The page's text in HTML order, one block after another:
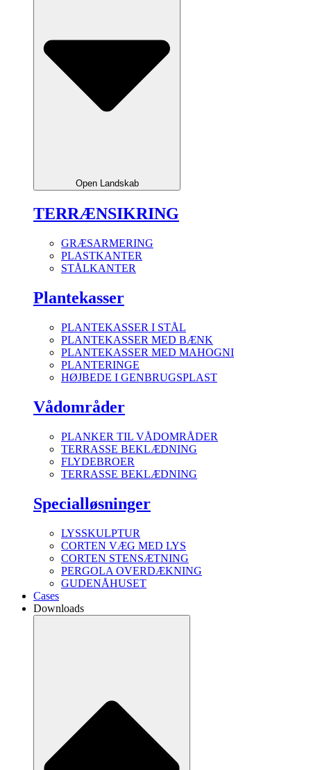
Open Landskab
TERRÆNSIKRING
GRÆSARMERING
PLASTKANTER
STÅLKANTER
Plantekasser
PLANTEKASSER I STÅL
PLANTEKASSER MED BÆNK
PLANTEKASSER MED MAHOGNI
PLANTERINGE
HØJBEDE I GENBRUGSPLAST
Vådområder
PLANKER TIL VÅDOMRÅDER
TERRASSE BEKLÆDNING
FLYDEBROER
TERRASSE BEKLÆDNING
Specialløsninger
LYSSKULPTUR
CORTEN VÆG MED LYS
CORTEN STENSÆTNING
PERGOLA OVERDÆKNING
GUDENÅHUSET
Cases
Downloads